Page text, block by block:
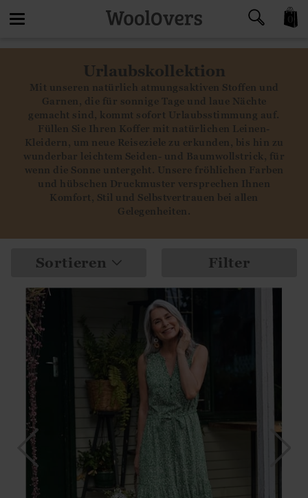
Urlaubskollektion
Mit unseren natürlich atmungsaktiven Stoffen und
Garnen, die für sonnige Tage und laue Nächte
gemacht sind, kommt sofort Urlaubsstimmung auf.
Füllen Sie Ihren Koffer mit natürlichen Leinen-
Kleidern, um neue Reiseziele zu erkunden, bis hin zu
wunderbar leichtem Seiden- und Baumwollstrick, für
wenn die Sonne untergeht. Unsere fröhlichen Farben
und hübschen Druckmuster versprechen Ihnen
Komfort, Stil und Selbstvertrauen bei allen
Gelegenheiten.
Sortieren Filter